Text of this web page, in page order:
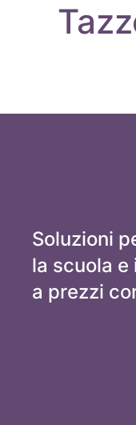
Soluzioni
la scuola e
a prezzi